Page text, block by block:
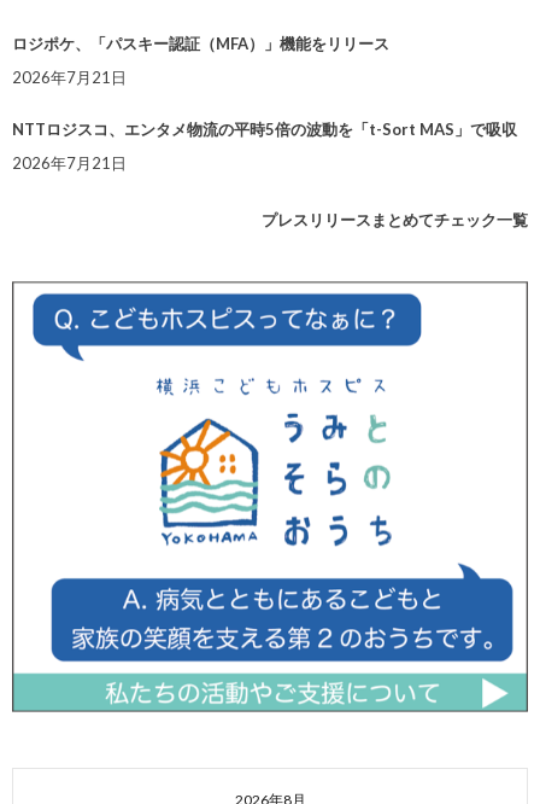
ロジポケ、「パスキー認証（MFA）」機能をリリース
2026年7月21日
NTTロジスコ、エンタメ物流の平時5倍の波動を「t-Sort MAS」で吸収
2026年7月21日
プレスリリースまとめてチェック一覧
2026年8月